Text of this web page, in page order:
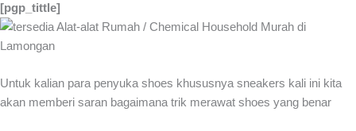
[pgp_tittle]
Untuk kalian para penyuka shoes khususnya sneakers kali ini kita
akan memberi saran bagaimana trik merawat shoes yang benar